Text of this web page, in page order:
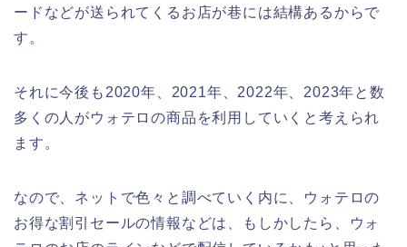
ードなどが送られてくるお店が巷には結構あるからで
す。
それに今後も2020年、2021年、2022年、2023年と数
多くの人がウォテロの商品を利用していくと考えられ
ます。
なので、ネットで色々と調べていく内に、ウォテロの
お得な割引セールの情報などは、もしかしたら、ウォ